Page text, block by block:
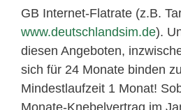
GB Internet-Flatrate (z.B.
www.deutschlandsim.de).
diesen Angeboten,
sich für 24 Monate binden
Mindestlaufzeit 1 Monat!